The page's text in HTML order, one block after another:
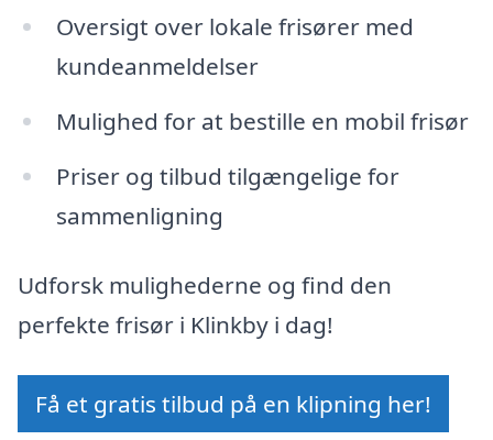
Oversigt over lokale frisører med
kundeanmeldelser
Mulighed for at bestille en mobil frisør
Priser og tilbud tilgængelige for
sammenligning
Udforsk mulighederne og find den
perfekte frisør i Klinkby i dag!
Få et gratis tilbud på en klipning her!